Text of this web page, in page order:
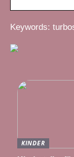
Keywords:
KINDER